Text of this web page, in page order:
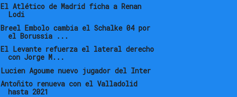
El Atlético de Madrid ficha a Renan
Lodi
Breel Embolo cambia el Schalke 04 por
el Borussia ...
El Levante refuerza el lateral derecho
con Jorge M...
Lucien Agoume nuevo jugador del Inter
Antoñito renueva con el Valladolid
hasta 2021